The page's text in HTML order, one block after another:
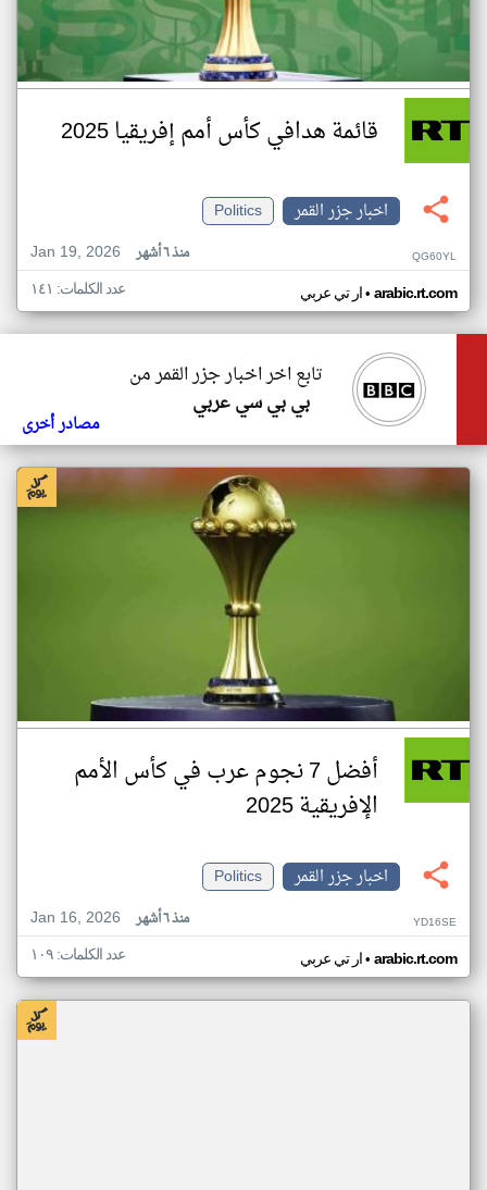
قائمة هدافي كأس أمم إفريقيا 2025
اخبار جزر القمر
Politics
Jan 19, 2026
منذ ٦ أشهر QG60YL
ار تي عربي• arabic.rt.com عدد الكلمات: ١٤١
تابع اخر اخبار جزر القمر من
بي بي سي عربي
مصادر أخرى
أفضل 7 نجوم عرب في كأس الأمم
الإفريقية 2025
اخبار جزر القمر
Politics
Jan 16, 2026
منذ ٦ أشهر YD16SE
ار تي عربي• arabic.rt.com عدد الكلمات: ١٠٩